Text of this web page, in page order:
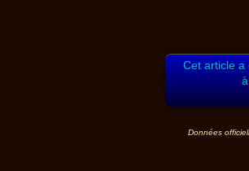
Cet article a
Données